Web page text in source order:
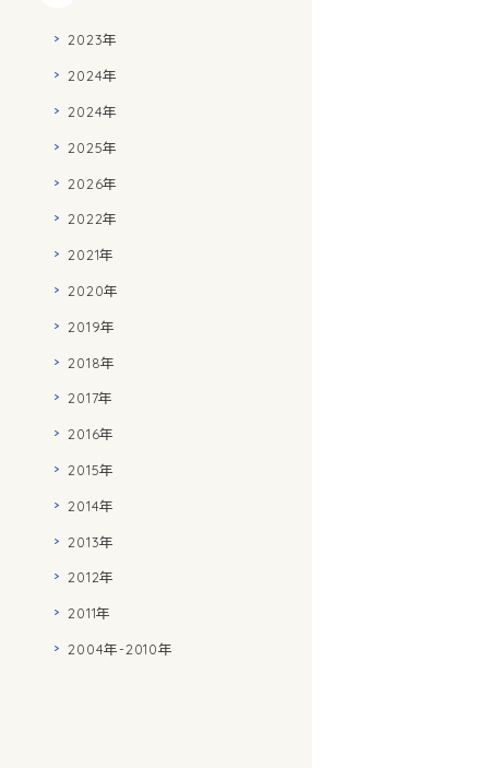
2023年
2024年
2024年
2025年
2026年
2022年
2021年
2020年
2019年
2018年
2017年
2016年
2015年
2014年
2013年
2012年
2011年
2004年-2010年